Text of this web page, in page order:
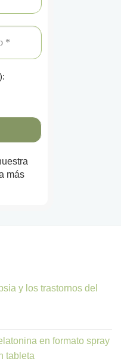
más
y los trastornos del
en formato spray
tableta